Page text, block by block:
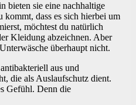
bieten sie eine nachhaltige
dass es sich hierbei um
möchtest du natürlich
Kleidung abzeichnen. Aber
überhaupt nicht.
aus und
die als Auslaufschutz dient.
Gefühl. Denn die